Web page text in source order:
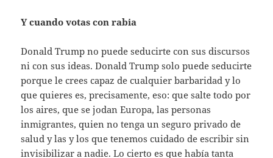
Y cuando votas con rabia
Donald Trump no puede seducirte con sus discursos
ni con sus ideas. Donald Trump solo puede seducirte
porque le crees capaz de cualquier barbaridad y lo
que quieres es, precisamente, eso: que salte todo por
los aires, que se jodan Europa, las personas
inmigrantes, quien no tenga un seguro privado de
salud y las y los que tenemos cuidado de escribir sin
invisibilizar a nadie. Lo cierto es que había tanta